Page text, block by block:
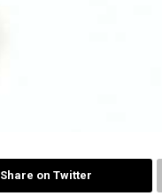
Share on Twitter